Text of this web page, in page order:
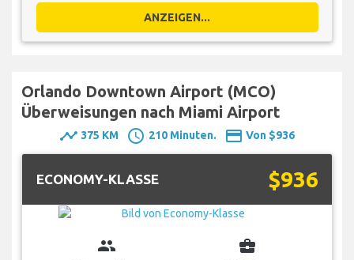
ANZEIGEN...
Orlando Downtown Airport (MCO)
Überweisungen nach Miami Airport
timeline 375 KM schedule 210 Minuten. payment Von $936
ECONOMY-KLASSE $936
group business_center